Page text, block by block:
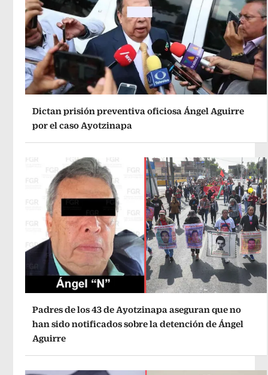
Dictan prisión preventiva oficiosa Ángel Aguirre
por el caso Ayotzinapa
Padres de los 43 de Ayotzinapa aseguran que no
han sido notificados sobre la detención de Ángel
Aguirre